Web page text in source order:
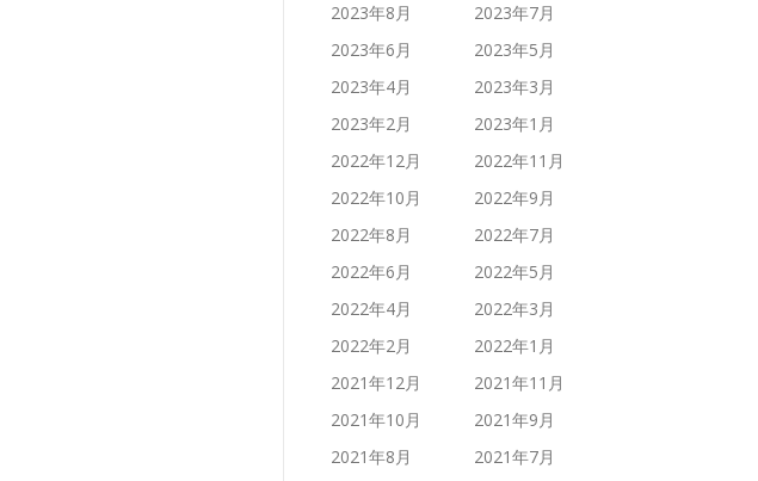
2023年8月
2023年7月
2023年6月
2023年5月
2023年4月
2023年3月
2023年2月
2023年1月
2022年12月
2022年11月
2022年10月
2022年9月
2022年8月
2022年7月
2022年6月
2022年5月
2022年4月
2022年3月
2022年2月
2022年1月
2021年12月
2021年11月
2021年10月
2021年9月
2021年8月
2021年7月